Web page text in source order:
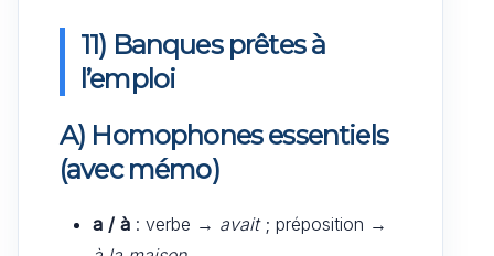
11) Banques prêtes à
l’emploi
A) Homophones essentiels
(avec mémo)
a / à : verbe → avait; préposition →